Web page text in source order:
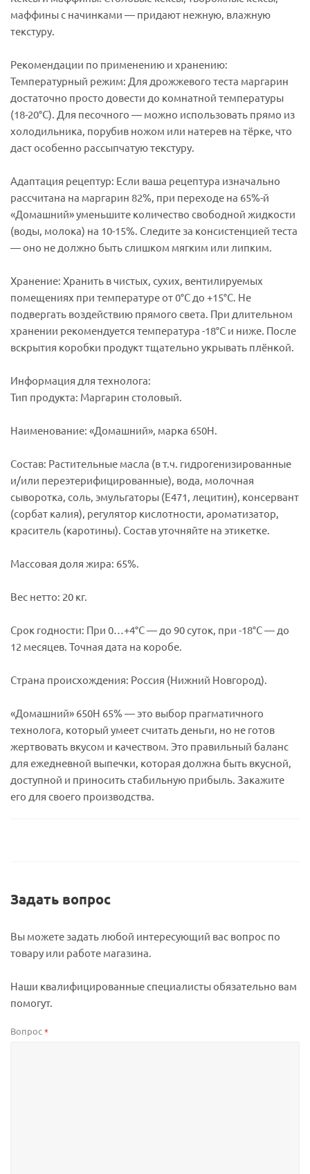
маффины с начинками — придают нежную, влажную
текстуру.
Рекомендации по применению и хранению:
Температурный режим: Для дрожжевого теста маргарин
достаточно просто довести до комнатной температуры
(18-20°C). Для песочного — можно использовать прямо из
холодильника, порубив ножом или натерев на тёрке, что
даст особенно рассыпчатую текстуру.
Адаптация рецептур: Если ваша рецептура изначально
рассчитана на маргарин 82%, при переходе на 65%-й
«Домашний» уменьшите количество свободной жидкости
(воды, молока) на 10-15%. Следите за консистенцией теста
— оно не должно быть слишком мягким или липким.
Хранение: Хранить в чистых, сухих, вентилируемых
помещениях при температуре от 0°C до +15°C. Не
подвергать воздействию прямого света. При длительном
хранении рекомендуется температура -18°C и ниже. После
вскрытия коробки продукт тщательно укрывать плёнкой.
Информация для технолога:
Тип продукта: Маргарин столовый.
Наименование: «Домашний», марка 650Н.
Состав: Растительные масла (в т.ч. гидрогенизированные
и/или переэтерифицированные), вода, молочная
сыворотка, соль, эмульгаторы (Е471, лецитин), консервант
(сорбат калия), регулятор кислотности, ароматизатор,
краситель (каротины). Состав уточняйте на этикетке.
Массовая доля жира: 65%.
Вес нетто: 20 кг.
Срок годности: При 0…+4°C — до 90 суток, при -18°C — до
12 месяцев. Точная дата на коробе.
Страна происхождения: Россия (Нижний Новгород).
«Домашний» 650Н 65% — это выбор прагматичного
технолога, который умеет считать деньги, но не готов
жертвовать вкусом и качеством. Это правильный баланс
для ежедневной выпечки, которая должна быть вкусной,
доступной и приносить стабильную прибыль. Закажите
его для своего производства.
Задать вопрос
Вы можете задать любой интересующий вас вопрос по
товару или работе магазина.
Наши квалифицированные специалисты обязательно вам
помогут.
Вопрос*